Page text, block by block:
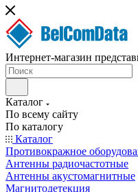
Интернет-магазин
Каталог
По всему сайту
По каталогу
Каталог
Противокражное
Антенны радиочастотные
Антенны акустомагнитные
Магнитодетекция